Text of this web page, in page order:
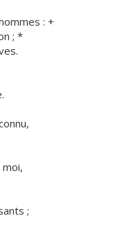
: +
; *
;